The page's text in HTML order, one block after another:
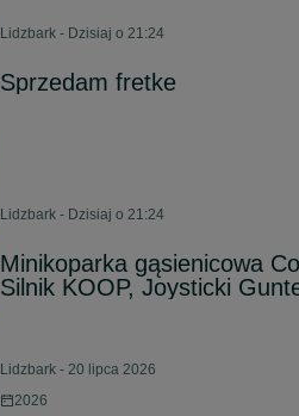
Lidzbark - Dzisiaj o 21:24
Sprzedam fretke
Lidzbark - Dzisiaj o 21:24
Minikoparka gąsienicowa
Silnik KOOP, Joysticki
Lidzbark - 20 lipca 2026
2026